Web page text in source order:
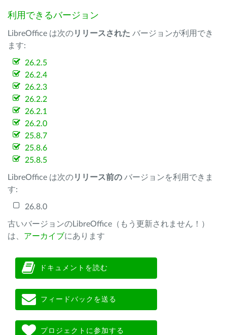
利用できるバージョン
LibreOffice は次のリリースされた バージョンが利用でき
ます:
26.2.5
26.2.4
26.2.3
26.2.2
26.2.1
26.2.0
25.8.7
25.8.6
25.8.5
LibreOffice は次のリリース前の バージョンを利用できま
す:
26.8.0
古いバージョンのLibreOffice（もう更新されません！）
は、 アーカイブにあります
ドキュメントを読む
フィードバックを送る
プロジェクトに参加する